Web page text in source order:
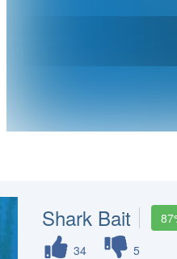
Shark Bait
34
5